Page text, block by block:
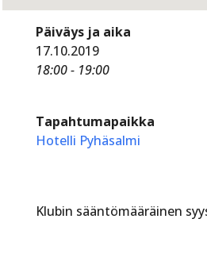
Päiväys ja aika
17.10.2019
18:00 - 19:00
Tapahtumapaikka
Hotelli Pyhäsalmi
Klubin sääntömääräinen